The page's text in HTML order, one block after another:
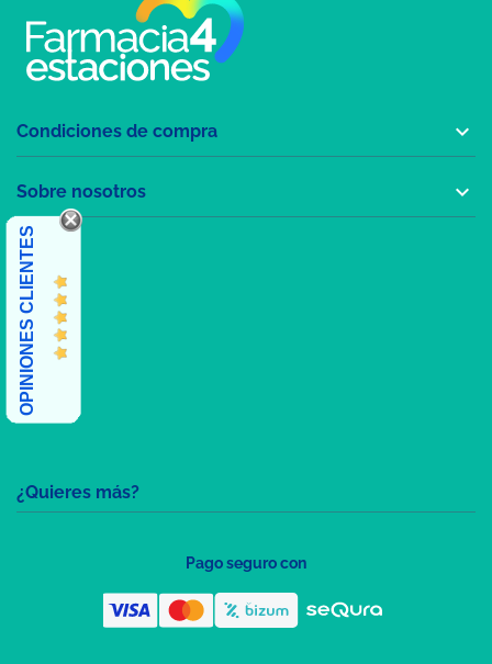
¿Quieres más?
Condiciones de compra 
Sobre nosotros 
OPINIONES CLIENTES
Pago seguro con